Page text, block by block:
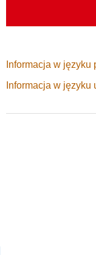
Informacja w języku
Informacja w języku